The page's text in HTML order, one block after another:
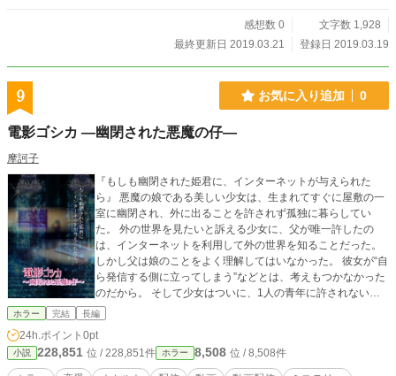
感想数 0
文字数 1,928
最終更新日 2019.03.21
登録日 2019.03.19
9 お気に入り追加 0
電影ゴシカ ―幽閉された悪魔の仔―
摩訶子
『もしも幽閉された姫君に、インターネットが与えられた
ら』 悪魔の娘である美しい少女は、生まれてすぐに屋敷の一
室に幽閉され、外に出ることを許されず孤独に暮らしてい
た。 外の世界を見たいと訴える少女に、父が唯一許したの
は、インターネットを利用して外の世界を知ることだった。
しかし父は娘のことをよく理解してはいなかった。 彼女が“自
ら発信する側に立ってしまう”などとは、考えもつかなかった
のだから。 そして少女はついに、1人の青年に許されない恋
をしてしまい……。 ライブ配信、会話、ダイレクトメッセー
の真相に迫る【動画配信ゴシックホラーラブストーリー】。
※最初は1話あたりの文字数が少ないですが、そのうち増えま
す！ ※完結見込み(ベースは完成済み) 【ゲーム版はコチラ】
ホラー 完結 長編
24h.ポイント 0pt
小説 228,851 位 / 228,851件 ホラー 8,508 位 / 8,508件